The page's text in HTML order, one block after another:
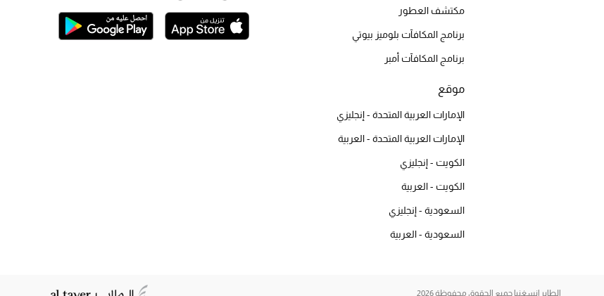
مكتشف العطور
برنامج المكافآت بلوميز بيوتي
برنامج المكافآت أمبر
موقع
الإمارات العربية المتحدة - إنجليزي
الإمارات العربية المتحدة - العربية
الكويت - إنجليزي
الكويت - العربية
السعودية - إنجليزي
السعودية - العربية
الطاير إنسغنيا جميع الحقوق محفوظة 2026